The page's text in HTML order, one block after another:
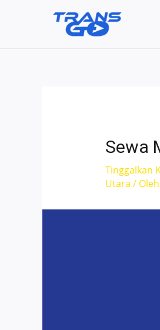
Sewa
Tinggalkan
Utara / Oleh